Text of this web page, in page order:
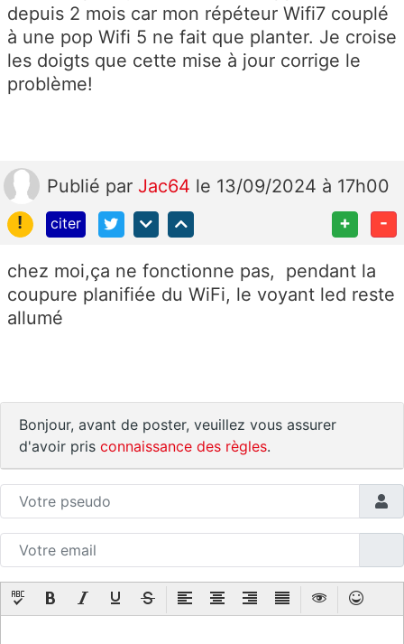
depuis 2 mois car mon répéteur Wifi7 couplé
à une pop Wifi 5 ne fait que planter. Je croise
les doigts que cette mise à jour corrige le
problème!
Publié par Jac64 le 13/09/2024 à 17h00
!
citer + -
chez moi,ça ne fonctionne pas, pendant la
coupure planifiée du WiFi, le voyant led reste
allumé
Bonjour, avant de poster, veuillez vous assurer
d'avoir pris connaissance des règles.